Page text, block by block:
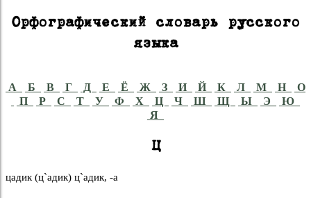
Орфографический словарь русского
языка
А Б В Г Д Е Ё Ж З И Й К Л М Н
О
П
Р С Т У Ф Х Ц Ч Ш Щ Ы Э
Ю
Я
Ц
цадик (ц`адик) ц`адик, -а